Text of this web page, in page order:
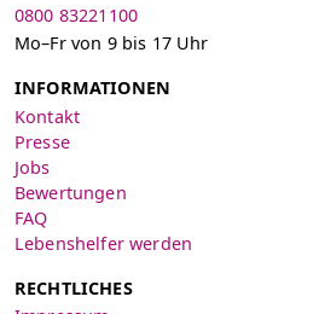
0800 83221100
Mo–Fr von 9 bis 17 Uhr
INFORMATIONEN
Kontakt
Presse
Jobs
Bewertungen
FAQ
Lebenshelfer werden
RECHTLICHES